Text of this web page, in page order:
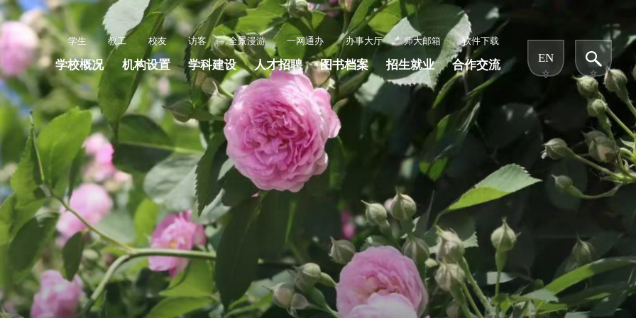
学生 教工 校友 访客 全景漫游 一网通办 办事大厅 师大邮箱 软件下载
学校概况 机构设置 学科建设 人才招聘 图书档案 招生就业 合作交流
EN